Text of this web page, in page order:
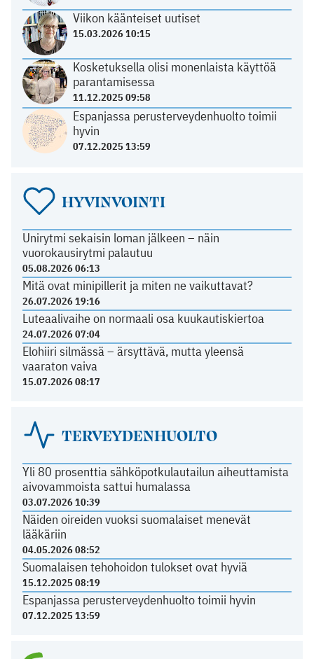
Viikon käänteiset uutiset
15.03.2026 10:15
Kosketuksella olisi monenlaista käyttöä
parantamisessa
11.12.2025 09:58
Espanjassa perusterveydenhuolto toimii
hyvin
07.12.2025 13:59
HYVINVOINTI
Unirytmi sekaisin loman jälkeen – näin
vuorokausirytmi palautuu
05.08.2026 06:13
Mitä ovat minipillerit ja miten ne vaikuttavat?
26.07.2026 19:16
Luteaalivaihe on normaali osa kuukautiskiertoa
24.07.2026 07:04
Elohiiri silmässä – ärsyttävä, mutta yleensä
vaaraton vaiva
15.07.2026 08:17
TERVEYDENHUOLTO
Yli 80 prosenttia sähköpotkulautailun aiheuttamista
aivovammoista sattui humalassa
03.07.2026 10:39
Näiden oireiden vuoksi suomalaiset menevät
lääkäriin
04.05.2026 08:52
Suomalaisen tehohoidon tulokset ovat hyviä
15.12.2025 08:19
Espanjassa perusterveydenhuolto toimii hyvin
07.12.2025 13:59